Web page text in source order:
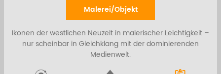
Malerei/Objekt
Ikonen der westlichen Neuzeit in malerischer Leichtigkeit –
nur scheinbar in Gleichklang mit der dominierenden
Medienwelt.